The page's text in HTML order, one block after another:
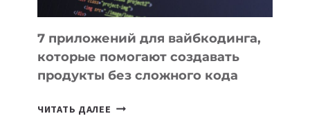
7 приложений для вайбкодинга,
которые помогают создавать
продукты без сложного кода
ЧИТАТЬ ДАЛЕЕ 7